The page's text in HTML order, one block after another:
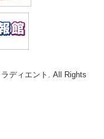
ディエント. All Rights